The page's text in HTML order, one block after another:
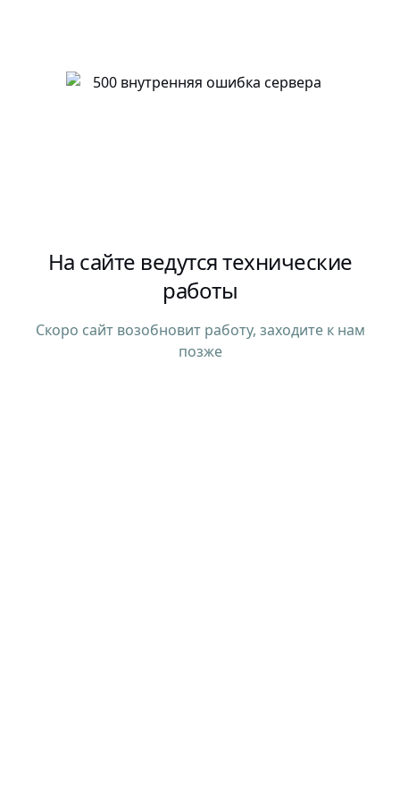
На сайте ведутся технические
работы
Скоро сайт возобновит работу, заходите к нам
позже